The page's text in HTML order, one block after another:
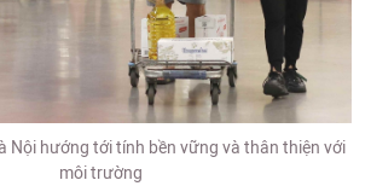
Nội hướng tới tính bền vững và thân thiện với
môi trường